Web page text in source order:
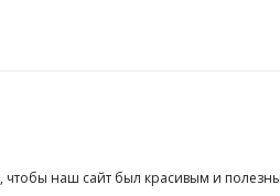
наш сайт был красивым и